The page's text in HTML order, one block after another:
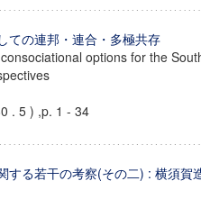
ての連邦・連合・多極共存
options for the
. 5 ) ,p. 1 - 34
る若干の考察(その二) : 横須賀